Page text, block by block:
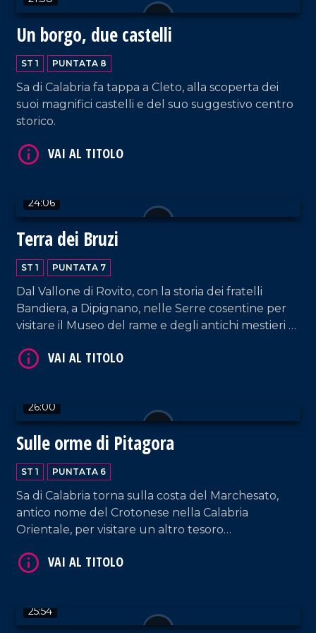
Un borgo, due castelli
ST 1 PUNTATA 8
Sa di Calabria fa tappa a Cleto, alla scoperta dei
suoi magnifici castelli e del suo suggestivo centro
storico.
24:06
Terra dei Bruzi
ST 1 PUNTATA 7
Dal Vallone di Rovito, con la storia dei fratelli
Bandiera, a Dipignano, nelle Serre cosentine per
visitare il Museo del rame e degli antichi mestieri e
carne di maiale.
26:00
Sulle orme di Pitagora
ST 1 PUNTATA 6
Sa di Calabria torna sulla costa del Marchesato,
antico nome del Crotonese nella Calabria
Orientale, per visitare un altro tesoro
conoscere un'eccellenza della boxe, Fabrizio
25:54
VAI AL TITOLO
VAI AL TITOLO
VAI AL TITOLO